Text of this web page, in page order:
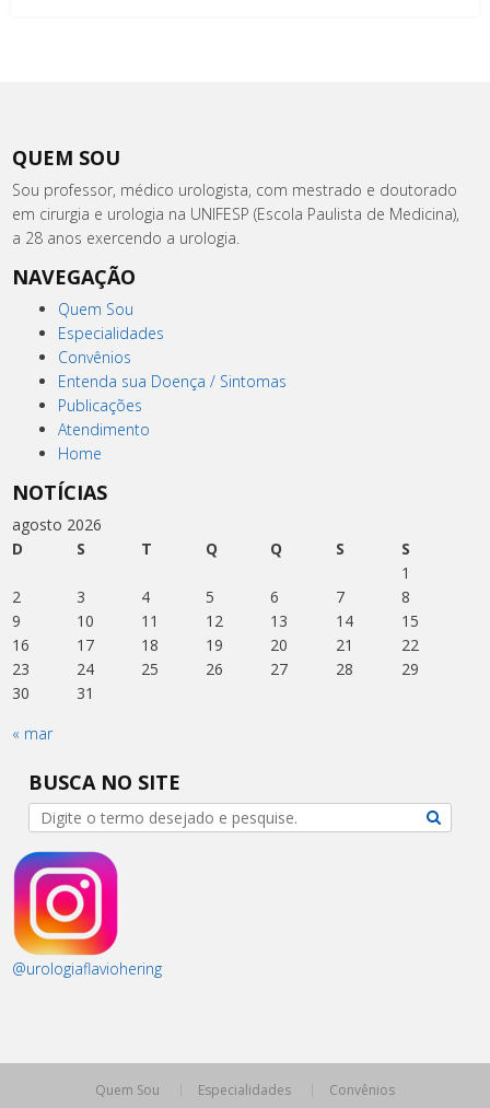
QUEM SOU
Sou professor, médico urologista, com mestrado e doutorado
em cirurgia e urologia na UNIFESP (Escola Paulista de Medicina),
a 28 anos exercendo a urologia.
NAVEGAÇÃO
Quem Sou
Especialidades
Convênios
Entenda sua Doença / Sintomas
Publicações
Atendimento
Home
NOTÍCIAS
agosto 2026
D
S T Q Q S
S
1
2
3 4 5 6 7
8
9
10 11 12 13 14
15
16
17 18 19 20 21
22
23
24 25 26 27 28
29
30
31
« mar
BUSCA NO SITE
@urologiaflaviohering
Quem Sou Especialidades Convênios